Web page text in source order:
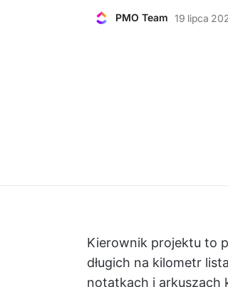
PMO Team 19 lipca
Kierownik projektu to
długich na kilometr
notatkach i arkuszach